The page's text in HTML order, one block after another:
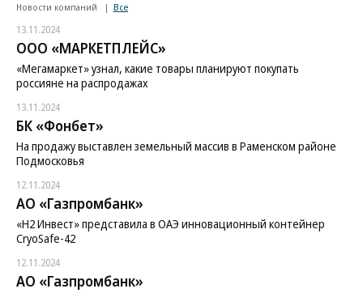
Новости компаний Все
13.11.2024
ООО «МАРКЕТПЛЕЙС»
«Мегамаркет» узнал, какие товары планируют покупать
россияне на распродажах
13.11.2024
БК «Фонбет»
На продажу выставлен земельный массив в Раменском районе
Подмосковья
12.11.2024
АО «Газпромбанк»
«H2 Инвест» представила в ОАЭ инновационный контейнер
CryoSafe-42
12.11.2024
АО «Газпромбанк»